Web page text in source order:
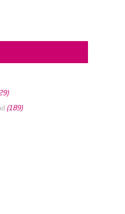
(189)